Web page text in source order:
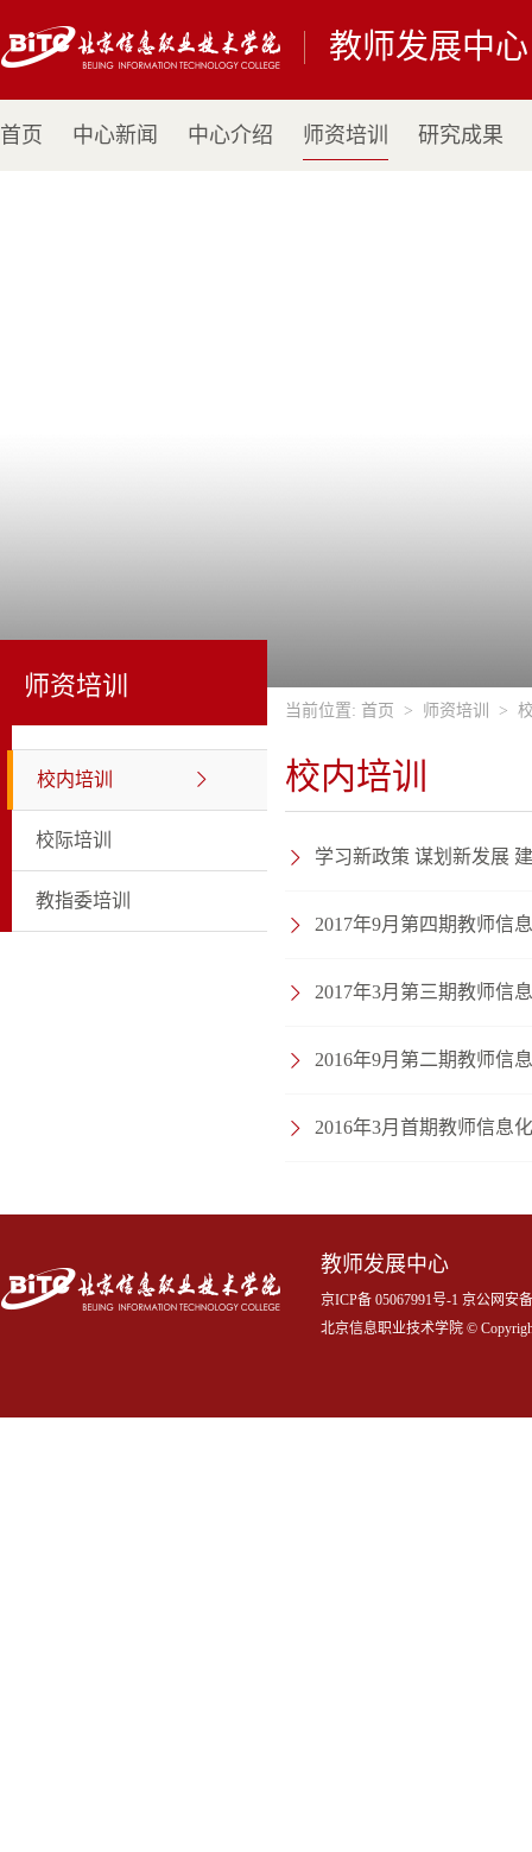
教师发展中心
首页 中心新闻 中心介绍 师资培训 研究成果
师资培训
校内培训
校际培训
教指委培训
当前位置: 首页 > 师资培训 >
校内培训
学习新政策 谋划新发展
2017年9月第四期教师信
2017年3月第三期教师信
2016年9月第二期教师信
2016年3月首期教师信息
教师发展中心
京ICP备 05067991号-1 京公网安
北京信息职业技术学院 ©